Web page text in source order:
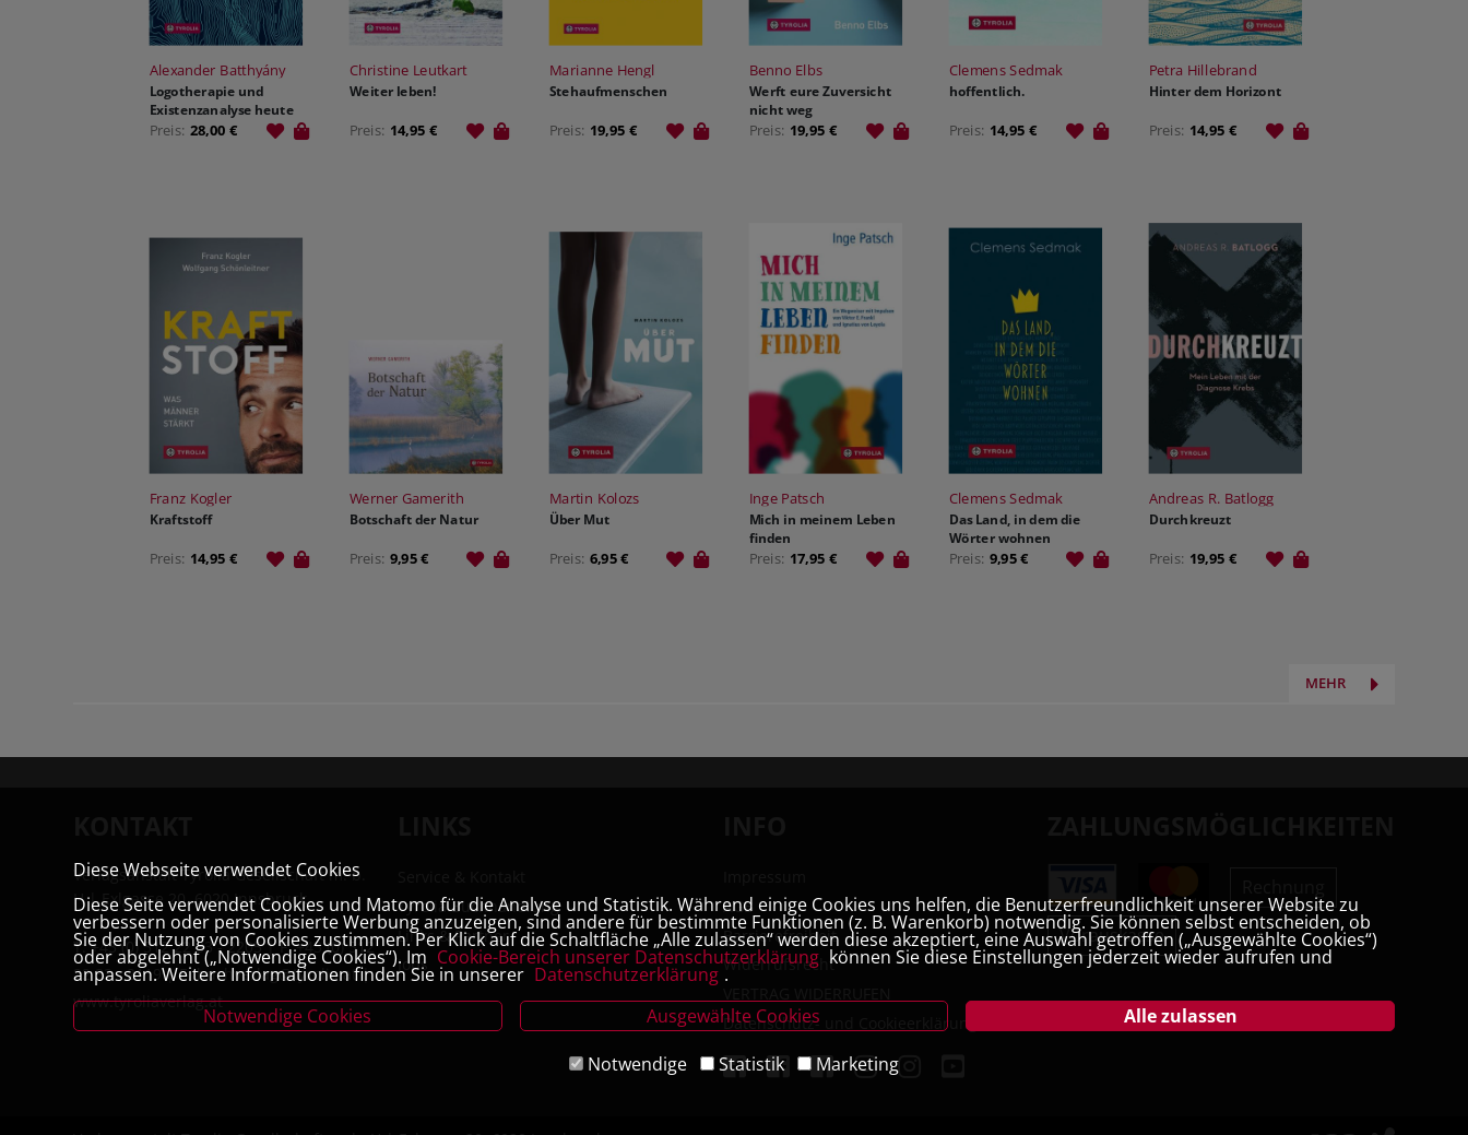
Alexander Batthyány
Logotherapie und
Existenzanalyse heute
Preis: 28,00 €
Christine Leutkart
Weiter leben!
Preis: 14,95 €
Marianne Hengl
Stehaufmenschen
Preis: 19,95 €
Benno Elbs
Werft eure Zuversicht
nicht weg
Preis: 19,95 €
Clemens Sedmak
hoffentlich.
Preis: 14,95 €
Petra Hillebrand
Hinter dem Horizont
Preis: 14,95 €
Franz Kogler
Kraftstoff
Preis: 14,95 €
Werner Gamerith
Botschaft der Natur
Preis: 9,95 €
Martin Kolozs
Über Mut
Preis: 6,95 €
Inge Patsch
Mich in meinem Leben
finden
Preis: 17,95 €
Clemens Sedmak
Das Land, in dem die
Wörter wohnen
Preis: 9,95 €
Andreas R. Batlogg
Durchkreuzt
Preis: 19,95 €
MEHR
Verlagsanstalt Tyrolia Gesellschaft m. b.
H | Exlgasse 20, 6020 Innsbruck
T:+43 (0) 512 22 33 - 2205| F: +43 (0) 512
22 33 - 2119 | E:buchverlag@tyrolia.at|
www.tyroliaverlag.at
Tyrolia Buchhandlung
Links & Partner
Jobs
AGB
Barrierefreiheit
Widerrufsrecht
Datenschutz- und Cookieerklärung
Vorauskasse
Diese Webseite verwendet Cookies
Diese Seite verwendet Cookies und Matomo für die Analyse und Statistik. Während einige Cookies uns helfen, die Benutzerfreundlichkeit unserer Website zu
verbessern oder personalisierte Werbung anzuzeigen, sind andere für bestimmte Funktionen (z. B. Warenkorb) notwendig. Sie können selbst entscheiden, ob
Sie der Nutzung von Cookies zustimmen. Per Klick auf die Schaltfläche „Alle zulassen“ werden diese akzeptiert, eine Auswahl getroffen („Ausgewählte Cookies“)
oder abgelehnt („Notwendige Cookies“). Im Cookie-Bereich unserer Datenschutzerklärung können Sie diese Einstellungen jederzeit wieder aufrufen und
anpassen. Weitere Informationen finden Sie in unserer Datenschutzerklärung .
Notwendige Cookies
Ausgewählte Cookies
Alle zulassen
Notwendige
Statistik Marketing